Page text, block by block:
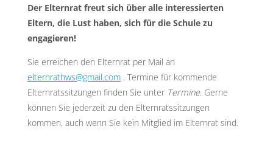
Der Elternrat freut sich über alle interessierten
Eltern, die Lust haben, sich für die Schule zu
engagieren!
Sie erreichen den Elternrat per Mail an
elternrathws@gmail.com. Termine für kommende
Elternratssitzungen finden Sie unter Termine. Gerne
können Sie jederzeit zu den Elternratssitzungen
kommen, auch wenn Sie kein Mitglied im Elternrat sind.